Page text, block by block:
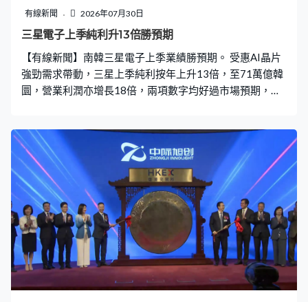
有線新聞 2026年07月30日
三星電子上季純利升13倍勝預期
【有線新聞】南韓三星電子上季業績勝預期。 受惠AI晶片
強勁需求帶動，三星上季純利按年上升13倍，至71萬億韓
圜，營業利潤亦增長18倍，兩項數字均好過市場預期，銷
長。